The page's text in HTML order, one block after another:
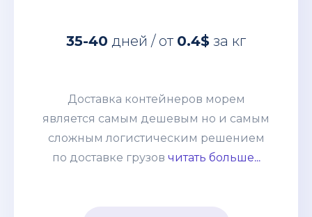
35-40 дней / от 0.4$ за кг
Доставка контейнеров морем
является самым дешевым но и самым
сложным логистическим решением
по доставке грузов читать больше...
является самым дешевым но и самым
сотрудничая с нашей компанией, Вы
получаете окончательную и
неизменную статью расходов, к тому-
же Вам не нужно быть участником